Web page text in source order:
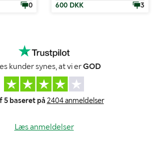
0
600 DKK
3
kunder synes, at vi erGOD
5 baseret på 2404 anmeldelser
Læs anmeldelser